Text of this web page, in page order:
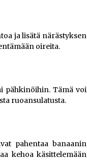
ja lisätä närästyksen
oireita.
pähkinöihin. Tämä voi
ruoansulatusta.
pahentaa banaanin
kehoa käsittelemään